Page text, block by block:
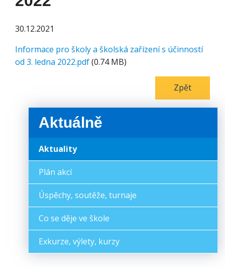
30.12.2021
Informace pro školy a školská zařízení s účinností
od 3. ledna 2022.pdf(0.74 MB)
Zpět
Aktuálně
Aktuality
Plán akcí
Úspěchy, soutěže, turnaje
Co se děje ve škole
Exkurze, výlety, kurzy